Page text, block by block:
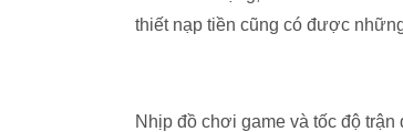
thiết nạp tiền cũng có được
Nhịp đồ chơi game và tốc độ